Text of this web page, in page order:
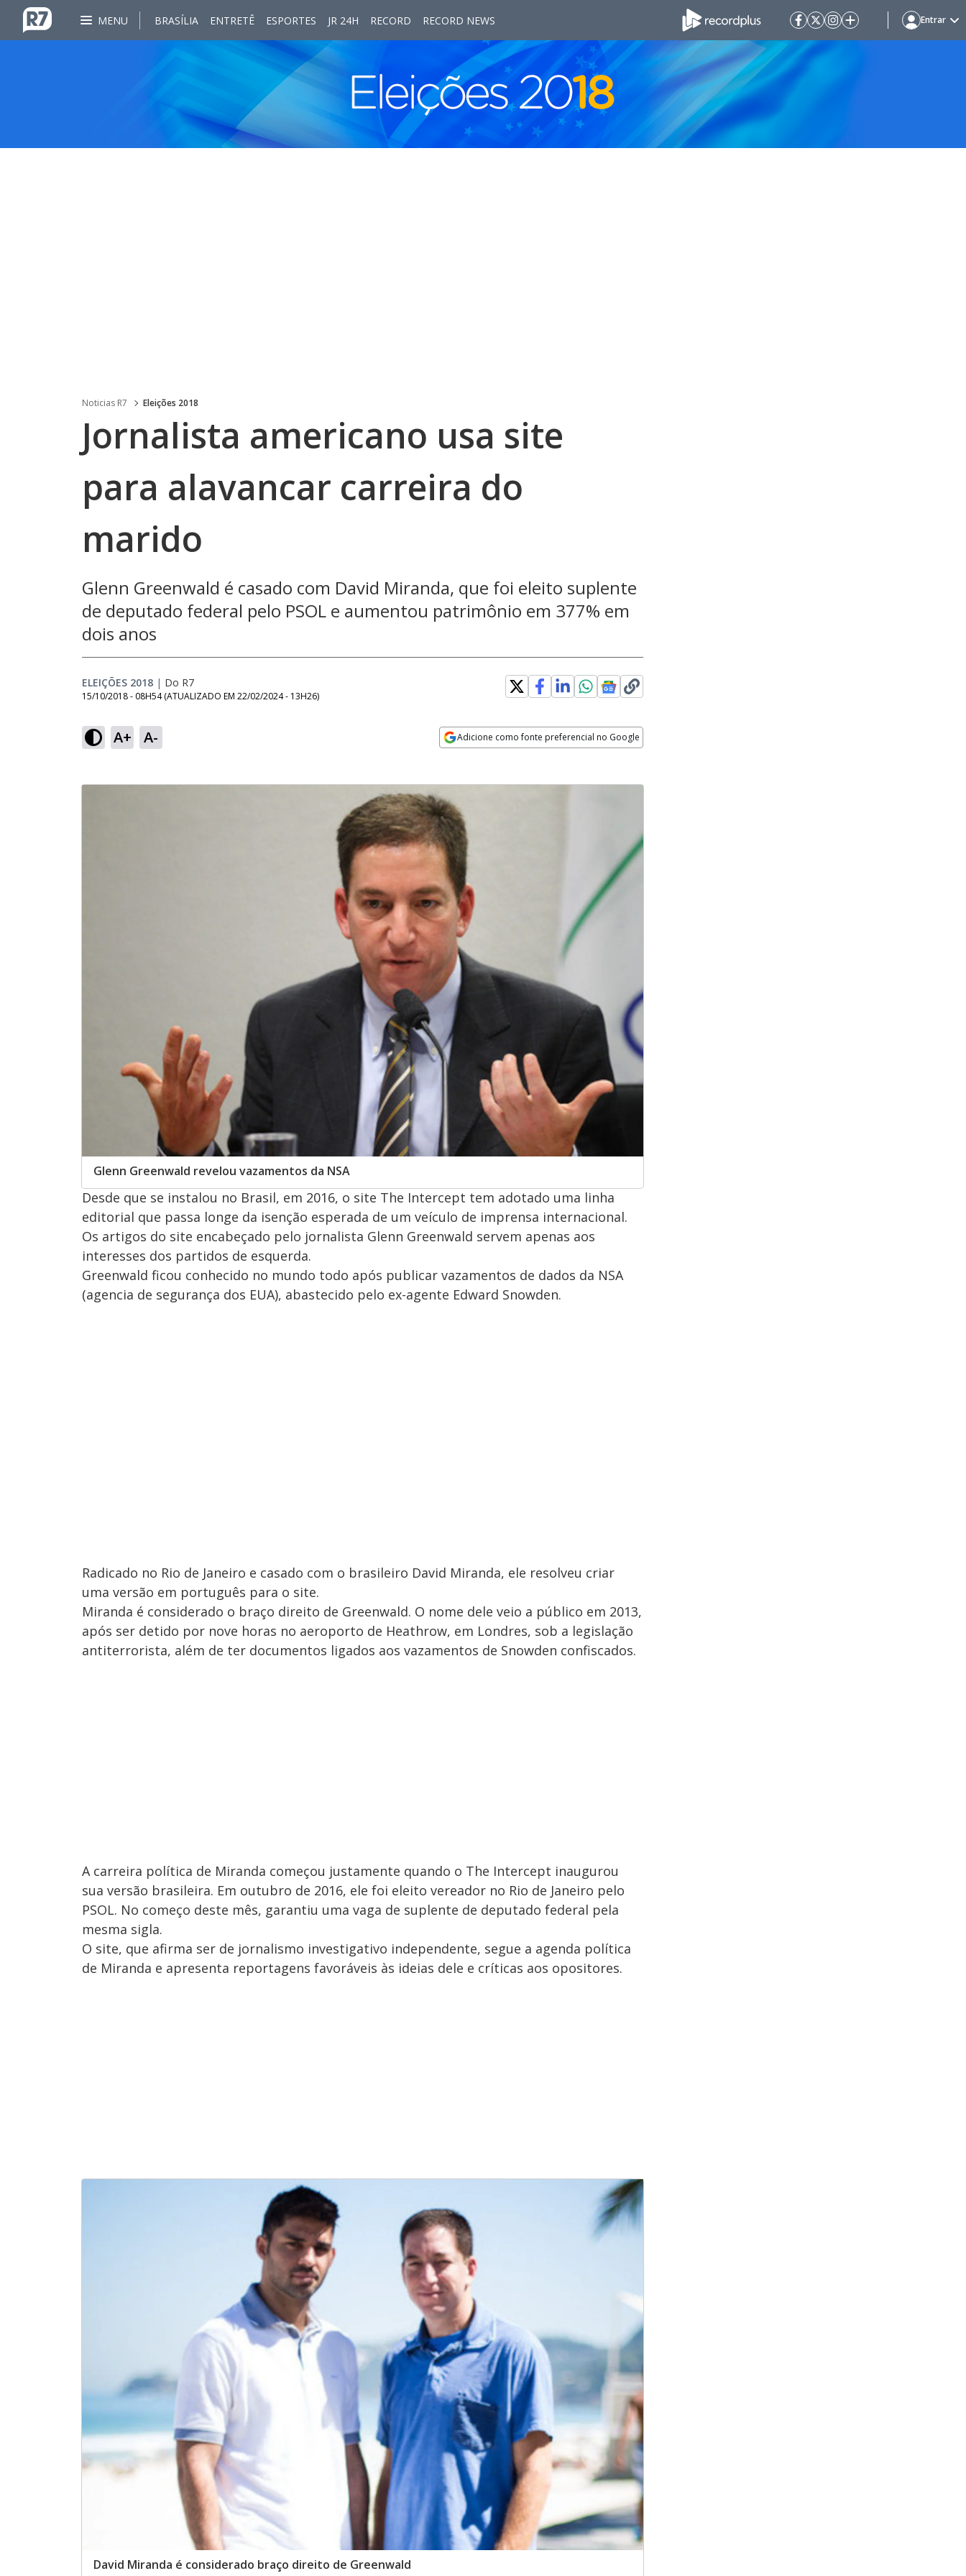
MENU BRASÍLIA ENTRETÊ ESPORTES JR 24H RECORD RECORD NEWS Entrar
Noticias R7 Eleições 2018
Jornalista americano usa site
para alavancar carreira do
marido
Glenn Greenwald é casado com David Miranda, que foi eleito suplente
de deputado federal pelo PSOL e aumentou patrimônio em 377% em
dois anos
ELEIÇÕES 2018 | Do R7
15/10/2018 - 08H54 (ATUALIZADO EM 22/02/2024 - 13H26)
A+ A- Adicione como fonte preferencial no Google
Glenn Greenwald revelou vazamentos da NSA
Desde que se instalou no Brasil, em 2016, o site The Intercept tem adotado uma linha
editorial que passa longe da isenção esperada de um veículo de imprensa internacional.
Os artigos do site encabeçado pelo jornalista Glenn Greenwald servem apenas aos
interesses dos partidos de esquerda.
Greenwald ficou conhecido no mundo todo após publicar vazamentos de dados da NSA
(agencia de segurança dos EUA), abastecido pelo ex-agente Edward Snowden.
Radicado no Rio de Janeiro e casado com o brasileiro David Miranda, ele resolveu criar
uma versão em português para o site.
Miranda é considerado o braço direito de Greenwald. O nome dele veio a público em 2013,
após ser detido por nove horas no aeroporto de Heathrow, em Londres, sob a legislação
antiterrorista, além de ter documentos ligados aos vazamentos de Snowden confiscados.
A carreira política de Miranda começou justamente quando o The Intercept inaugurou
sua versão brasileira. Em outubro de 2016, ele foi eleito vereador no Rio de Janeiro pelo
PSOL. No começo deste mês, garantiu uma vaga de suplente de deputado federal pela
mesma sigla.
O site, que afirma ser de jornalismo investigativo independente, segue a agenda política
de Miranda e apresenta reportagens favoráveis às ideias dele e críticas aos opositores.
David Miranda é considerado braço direito de Greenwald